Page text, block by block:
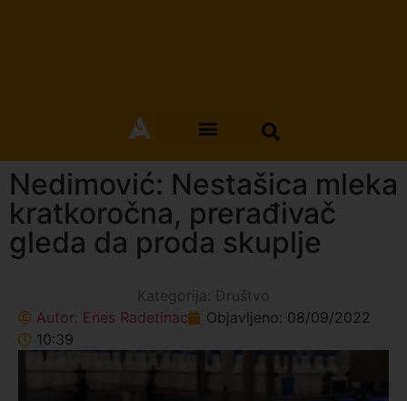
Nedimović: Nestašica mleka
kratkoročna, prerađivač
gleda da proda skuplje
Kategorija: Društvo
Autor: Enes Radetinac Objavljeno: 08/09/2022
10:39